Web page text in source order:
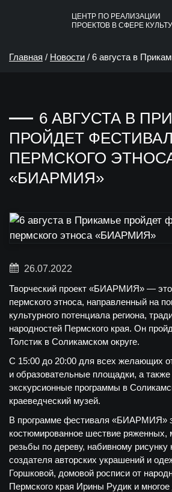
ЦЕНТР ПО РЕАЛИЗАЦИИ
ПРОЕКТОВ В СФЕРЕ
Главная / Новости / 6 августа в
6 АВГУСТА В
ПРОЙДЕТ
ПЕРМСКОГО
«БИАРМИЯ»
26.07.2022
Творческий проект «БИАРМИЯ» —
пермского этноса, направленный на
культурного потенциала региона,
народностей Пермского края. Он
Толстик в Соликамском округе.
С 15:00 до 20:00 для всех желающих
и образовательные площадки, а также
экскурсионные программы в
краеведческий музей.
В программе фестиваля «БИАРМИЯ»
костюмированное шествие ряженных,
резьбы по дереву, набивному рисунку
создателя авторских украшений и
Горшковой, домовой росписи от
Пермского края Ирины Рудик и многое